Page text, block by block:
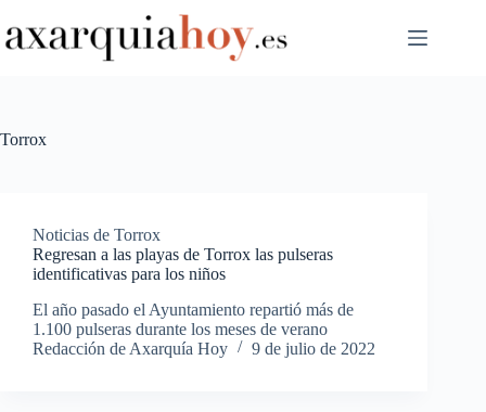
al
contenido
Torrox
Noticias de Torrox
Regresan a las playas de Torrox las pulseras
identificativas para los niños
El año pasado el Ayuntamiento repartió más de
1.100 pulseras durante los meses de verano
Redacción de Axarquía Hoy
9 de julio de 2022